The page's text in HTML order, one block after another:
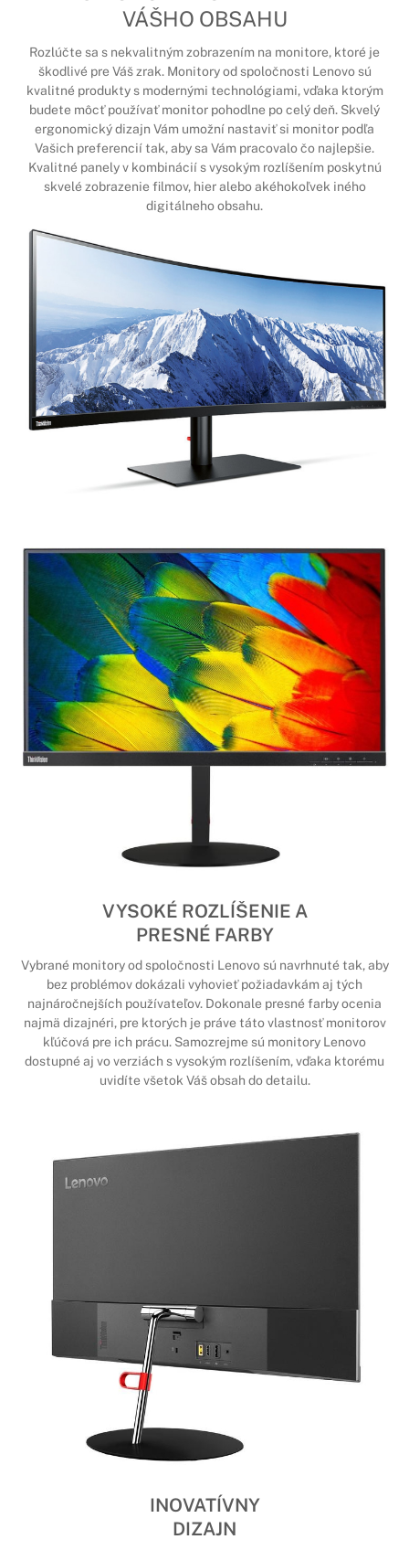
VÁŠHO OBSAHU
Rozlúčte sa s nekvalitným zobrazením na monitore, ktoré je
škodlivé pre Váš zrak. Monitory od spoločnosti Lenovo sú
kvalitné produkty s modernými technológiami, vďaka ktorým
budete môcť používať monitor pohodlne po celý deň. Skvelý
ergonomický dizajn Vám umožní nastaviť si monitor podľa
Vašich preferencií tak, aby sa Vám pracovalo čo najlepšie.
Kvalitné panely v kombinácií s vysokým rozlíšením poskytnú
skvelé zobrazenie filmov, hier alebo akéhokoľvek iného
digitálneho obsahu.
VYSOKÉ ROZLÍŠENIE A
PRESNÉ FARBY
Vybrané monitory od spoločnosti Lenovo sú navrhnuté tak, aby
bez problémov dokázali vyhovieť požiadavkám aj tých
najnáročnejších používateľov. Dokonale presné farby ocenia
najmä dizajnéri, pre ktorých je práve táto vlastnosť monitorov
kľúčová pre ich prácu. Samozrejme sú monitory Lenovo
dostupné aj vo verziách s vysokým rozlíšením, vďaka ktorému
uvidíte všetok Váš obsah do detailu.
INOVATÍVNY
DIZAJN